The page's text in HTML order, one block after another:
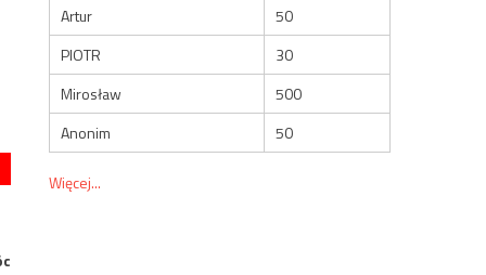
Artur
50
PIOTR
30
Mirosław
500
Anonim
50
Więcej...